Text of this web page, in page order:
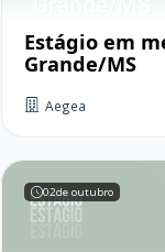
Estágio em
Grande/MS
Aegea
02de outubro